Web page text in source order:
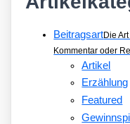
BeitragsartDie
Kommentar oder
Artikel
Erzählung
Featured